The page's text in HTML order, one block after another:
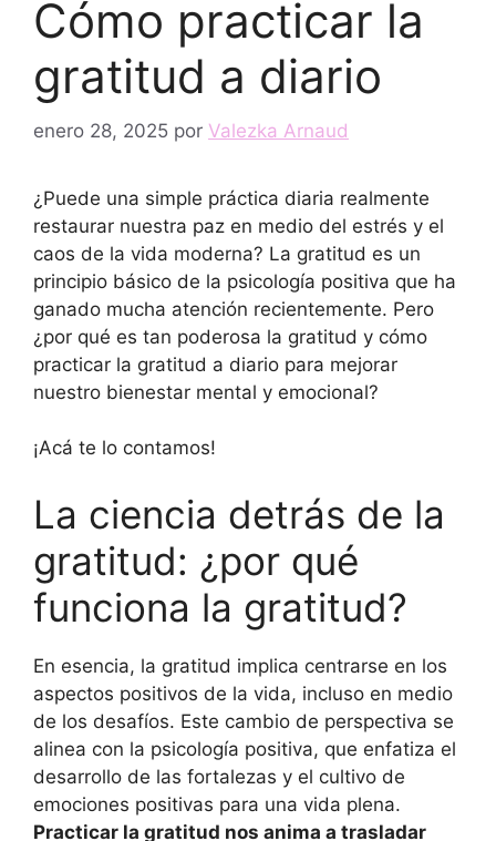
Cómo practicar la
gratitud a diario
enero 28, 2025 por Valezka Arnaud
¿Puede una simple práctica diaria realmente
restaurar nuestra paz en medio del estrés y el
caos de la vida moderna? La gratitud es un
principio básico de la psicología positiva que ha
ganado mucha atención recientemente. Pero
¿por qué es tan poderosa la gratitud y cómo
practicar la gratitud a diario para mejorar
nuestro bienestar mental y emocional?
¡Acá te lo contamos!
La ciencia detrás de la
gratitud: ¿por qué
funciona la gratitud?
En esencia, la gratitud implica centrarse en los
aspectos positivos de la vida, incluso en medio
de los desafíos. Este cambio de perspectiva se
alinea con la psicología positiva, que enfatiza el
desarrollo de las fortalezas y el cultivo de
emociones positivas para una vida plena.
Practicar la gratitud nos anima a trasladar